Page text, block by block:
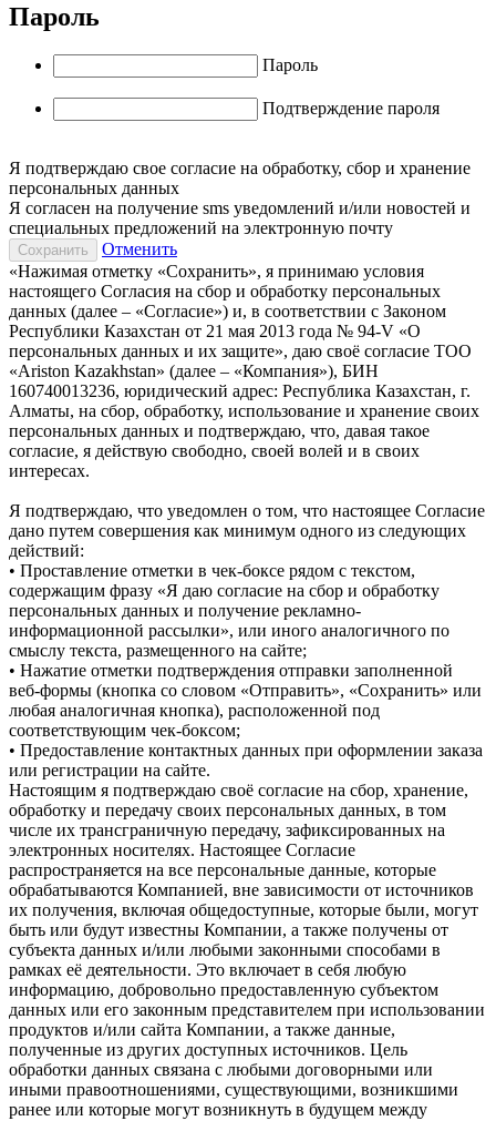
Пароль
Пароль
Подтверждение пароля
Я подтверждаю свое согласие на обработку, сбор и хранение
персональных данных
Я согласен на получение sms уведомлений и/или новостей и
специальных предложений на электронную почту
Отменить
«Нажимая отметку «Сохранить», я принимаю условия
настоящего Согласия на сбор и обработку персональных
данных (далее – «Согласие») и, в соответствии с Законом
Республики Казахстан от 21 мая 2013 года № 94-V «О
персональных данных и их защите», даю своё согласие ТОО
«Ariston Kazakhstan» (далее – «Компания»), БИН
160740013236, юридический адрес: Республика Казахстан, г.
Алматы, на сбор, обработку, использование и хранение своих
персональных данных и подтверждаю, что, давая такое
согласие, я действую свободно, своей волей и в своих
интересах.
Я подтверждаю, что уведомлен о том, что настоящее Согласие
дано путем совершения как минимум одного из следующих
действий:
• Проставление отметки в чек-боксе рядом с текстом,
содержащим фразу «Я даю согласие на сбор и обработку
персональных данных и получение рекламно-
информационной рассылки», или иного аналогичного по
смыслу текста, размещенного на сайте;
• Нажатие отметки подтверждения отправки заполненной
веб-формы (кнопка со словом «Отправить», «Сохранить» или
любая аналогичная кнопка), расположенной под
соответствующим чек-боксом;
• Предоставление контактных данных при оформлении заказа
или регистрации на сайте.
Настоящим я подтверждаю своё согласие на сбор, хранение,
обработку и передачу своих персональных данных, в том
числе их трансграничную передачу, зафиксированных на
электронных носителях. Настоящее Согласие
распространяется на все персональные данные, которые
обрабатываются Компанией, вне зависимости от источников
их получения, включая общедоступные, которые были, могут
быть или будут известны Компании, а также получены от
субъекта данных и/или любыми законными способами в
рамках её деятельности. Это включает в себя любую
информацию, добровольно предоставленную субъектом
данных или его законным представителем при использовании
продуктов и/или сайта Компании, а также данные,
полученные из других доступных источников. Цель
обработки данных связана с любыми договорными или
иными правоотношениями, существующими, возникшими
ранее или которые могут возникнуть в будущем между